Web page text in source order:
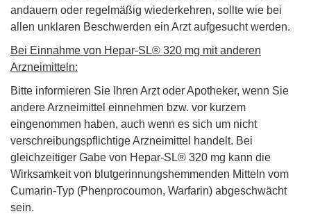
andauern oder regelmäßig wiederkehren, sollte wie bei
allen unklaren Beschwerden ein Arzt aufgesucht werden.
Bei Einnahme von Hepar-SL® 320 mg mit anderen
Arzneimitteln:
Bitte informieren Sie Ihren Arzt oder Apotheker, wenn Sie
andere Arzneimittel einnehmen bzw. vor kurzem
eingenommen haben, auch wenn es sich um nicht
verschreibungspflichtige Arzneimittel handelt. Bei
gleichzeitiger Gabe von Hepar-SL® 320 mg kann die
Wirksamkeit von blutgerinnungshemmenden Mitteln vom
Cumarin-Typ (Phenprocoumon, Warfarin) abgeschwächt
sein.